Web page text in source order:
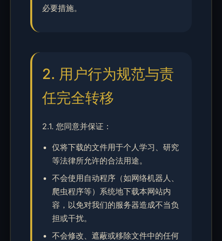
必要措施。
2. 用户行为规范与责
任完全转移
2.1. 您同意并保证：
仅将下载的文件用于个人学习、研究
等法律所允许的合法用途。
不会使用自动程序（如网络机器人、
爬虫程序等）系统地下载本网站内
容，以免对我们的服务器造成不当负
担或干扰。
不会修改、遮蔽或移除文件中的任何